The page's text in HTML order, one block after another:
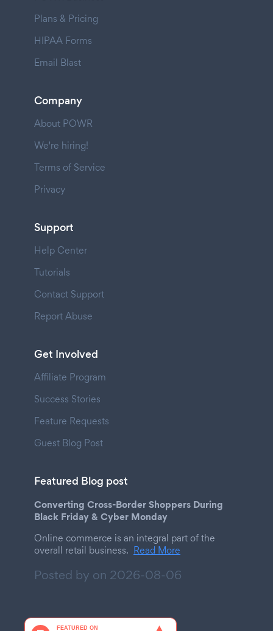
Plans & Pricing
HIPAA Forms
Email Blast
Company
About POWR
We're hiring!
Terms of Service
Privacy
Support
Help Center
Tutorials
Contact Support
Report Abuse
Get Involved
Affiliate Program
Success Stories
Feature Requests
Guest Blog Post
Featured Blog post
Converting Cross-Border Shoppers During
Black Friday & Cyber Monday
Online commerce is an integral part of the
overall retail business. Read More
Posted by on 2026-08-06